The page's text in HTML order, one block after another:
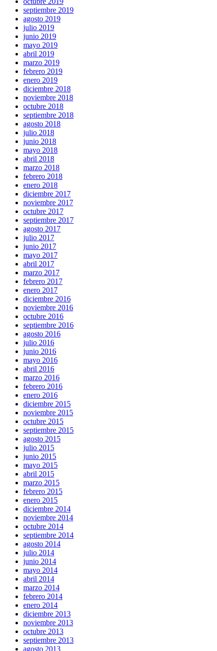
septiembre 2019
agosto 2019
julio 2019
junio 2019
mayo 2019
abril 2019
marzo 2019
febrero 2019
enero 2019
diciembre 2018
noviembre 2018
octubre 2018
septiembre 2018
agosto 2018
julio 2018
junio 2018
mayo 2018
abril 2018
marzo 2018
febrero 2018
enero 2018
diciembre 2017
noviembre 2017
octubre 2017
septiembre 2017
agosto 2017
julio 2017
junio 2017
mayo 2017
abril 2017
marzo 2017
febrero 2017
enero 2017
diciembre 2016
noviembre 2016
octubre 2016
septiembre 2016
agosto 2016
julio 2016
junio 2016
mayo 2016
abril 2016
marzo 2016
febrero 2016
enero 2016
diciembre 2015
noviembre 2015
octubre 2015
septiembre 2015
agosto 2015
julio 2015
junio 2015
mayo 2015
abril 2015
marzo 2015
febrero 2015
enero 2015
diciembre 2014
noviembre 2014
octubre 2014
septiembre 2014
agosto 2014
julio 2014
junio 2014
mayo 2014
abril 2014
marzo 2014
febrero 2014
enero 2014
diciembre 2013
noviembre 2013
octubre 2013
septiembre 2013
agosto 2013